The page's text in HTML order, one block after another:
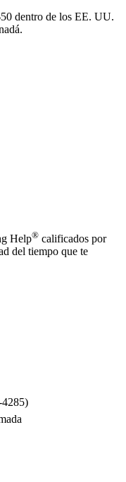
dentro de los EE. UU.
Help® calificados por
del tiempo que te